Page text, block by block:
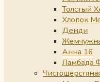
Толстый
Хлопок
Денди
Анна 16
Ламбада